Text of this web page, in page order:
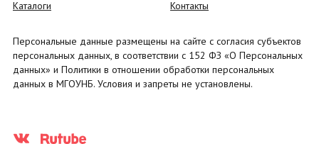
Каталоги
Контакты
Персональные данные размещены на сайте с согласия субъектов
персональных данных, в соответствии с 152 ФЗ «О Персональных
данных» и Политики в отношении обработки персональных
данных в МГОУНБ. Условия и запреты не установлены.